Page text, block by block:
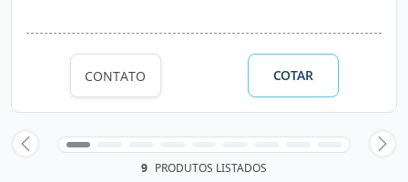
CONTATO COTAR
9 PRODUTOS LISTADOS